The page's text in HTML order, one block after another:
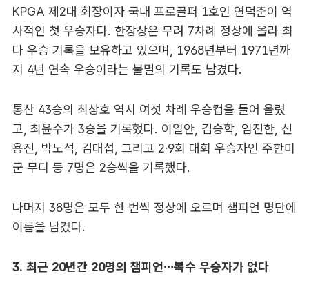
KPGA 제2대 회장이자 국내 프로골퍼 1호인 연덕춘이 역
사적인 첫 우승자다. 한장상은 무려 7차례 정상에 올라 최
다 우승 기록을 보유하고 있으며, 1968년부터 1971년까
지 4년 연속 우승이라는 불멸의 기록도 남겼다.
통산 43승의 최상호 역시 여섯 차례 우승컵을 들어 올렸
고, 최윤수가 3승을 기록했다. 이일안, 김승학, 임진한, 신
용진, 박노석, 김대섭, 그리고 2·9회 대회 우승자인 주한미
군 무디 등 7명은 2승씩을 기록했다.
나머지 38명은 모두 한 번씩 정상에 오르며 챔피언 명단에
이름을 남겼다.
3. 최근 20년간 20명의 챔피언…복수 우승자가 없다